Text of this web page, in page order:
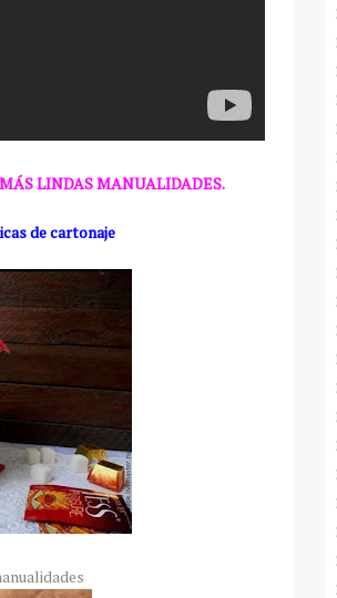
LINDAS MANUALIDADES.
de cartonaje